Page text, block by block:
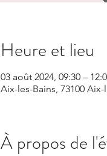
Heure et lieu
03 août 2024, 09:30 –
Aix-les-Bains, 73100
À propos de